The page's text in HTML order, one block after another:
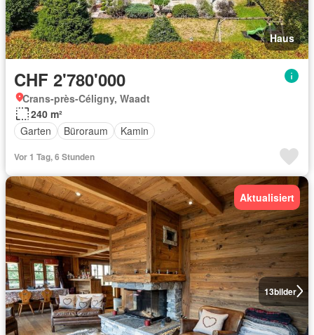
Haus
CHF 2'780'000
Crans-près-Céligny, Waadt
240 m²
Garten
Büroraum Kamin
Vor 1 Tag, 6 Stunden
13bilder
Aktualisiert